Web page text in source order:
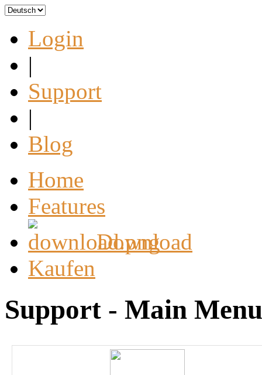
Login
|
Support
|
Blog
Home
Features
Download
Kaufen
Support - Main Menu